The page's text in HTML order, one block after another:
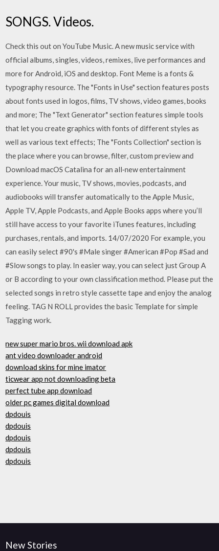
SONGS. Videos.
Check this out on YouTube Music. A new music service with
official albums, singles, videos, remixes, live performances and
more for Android, iOS and desktop. Font Meme is a fonts &
typography resource. The "Fonts in Use" section features posts
about fonts used in logos, films, TV shows, video games, books
and more; The "Text Generator" section features simple tools
that let you create graphics with fonts of different styles as
well as various text effects; The "Fonts Collection" section is
the place where you can browse, filter, custom preview and
Download macOS Catalina for an all‑new entertainment
experience. Your music, TV shows, movies, podcasts, and
audiobooks will transfer automatically to the Apple Music,
Apple TV, Apple Podcasts, and Apple Books apps where you’ll
still have access to your favorite iTunes features, including
purchases, rentals, and imports. 14/07/2020 For example, you
can easily select #90's #Male singer #American #Pop #Sad and
#Slow songs to play. In easier way, you can select just Group A
or B according to your own classification method. Please put the
selected songs in retro style cassette tape and enjoy the analog
feeling. TAG N ROLL provides the basic Template for simple
Tagging work.
new super mario bros. wii download apk
ant video downloader android
download skins for mine imator
ticwear app not downloading beta
perfect tube app download
older pc games digital download
dpdouis
dpdouis
dpdouis
dpdouis
dpdouis
New Stories